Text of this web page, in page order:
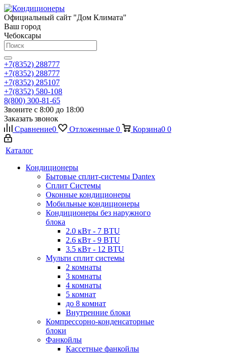
Официальный сайт "Дом Климата"
Ваш город
Чебоксары
+7(8352) 288777
+7(8352) 288777
+7(8352) 285107
+7(8352) 580-108
8(800) 300-81-65
Звоните с 8:00 до 18:00
Заказать звонок
Сравнение0 Отложенные 0 Корзина0 0
Каталог
Кондиционеры
Бытовые сплит-системы Dantex
Сплит Системы
Оконные кондиционеры
Мобильные кондиционеры
Кондиционеры без наружного
блока
2.0 кВт - 7 BTU
2.6 кВт - 9 BTU
3.5 кВт - 12 BTU
Мульти сплит системы
2 комнаты
3 комнаты
4 комнаты
5 комнат
до 8 комнат
Внутренние блоки
Компрессорно-конденсаторные
блоки
Фанкойлы
Кассетные фанкойлы